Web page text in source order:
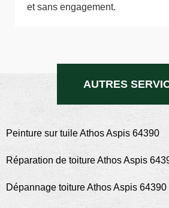
et sans engagement.
AUTRES
Peinture sur tuile Athos Aspis 64390
Réparation de toiture Athos Aspis
Dépannage toiture Athos Aspis 64390